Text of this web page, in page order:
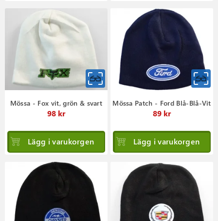
Mössa - Fox vit, grön & svart
98 kr
Lägg i varukorgen
Mössa Patch - Ford Blå-Blå-Vit
89 kr
Lägg i varukorgen